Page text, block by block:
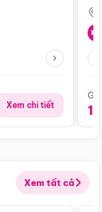
Xem chi tiết
Xem tất cả
Điểm nổi bật